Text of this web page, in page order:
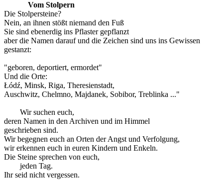
Vom Stolpern
Die Stolpersteine?
Nein, an ihnen stößt niemand den Fuß
Sie sind ebenerdig ins Pflaster gepflanzt
aber die Namen darauf und die Zeichen sind uns ins Gewissen
gestanzt:
"geboren, deportiert, ermordet"
Und die Orte:
Łódź, Minsk, Riga, Theresienstadt,
Auschwitz, Chelmno, Majdanek, Sobibor, Treblinka ..."
Wir suchen euch,
deren Namen in den Archiven und im Himmel
geschrieben sind.
Wir begegnen euch an Orten der Angst und Verfolgung,
wir erkennen euch in euren Kindern und Enkeln.
Die Steine sprechen von euch,
jeden Tag.
Ihr seid nicht vergessen.